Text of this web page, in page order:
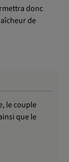
donc
de
le couple
que le